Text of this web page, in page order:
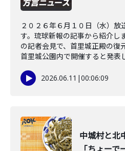
２０２６年６月１０日（水）放
す。琉球新報の記事から紹介し
の記者会見で、首里城正殿の復
首里城公園内で開催すると発表
2026.06.11 |00:06:09
中城村と北